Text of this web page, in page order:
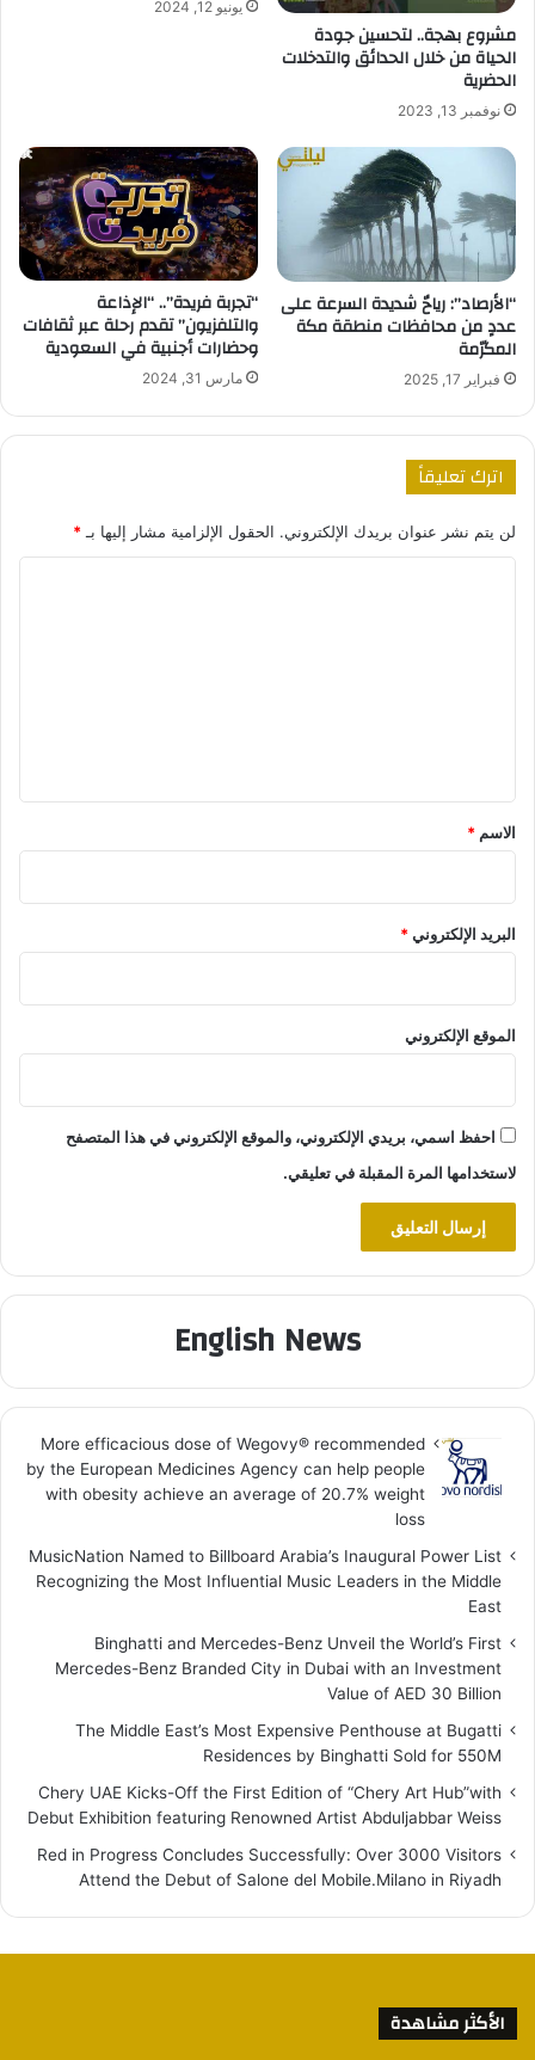
مشروع بهجة.. لتحسين جودة
الحياة من خلال الحدائق والتدخلات
الحضرية
نوفمبر 13, 2023
يونيو 12, 2024
“الأرصاد”: رياحٌ شديدة السرعة على
عددٍ من محافظات منطقة مكة
المكرّمة
فبراير 17, 2025
“تجربة فريدة”.. “الإذاعة
والتلفزيون” تقدم رحلة عبر ثقافات
وحضارات أجنبية في السعودية
مارس 31, 2024
اترك تعليقاً
لن يتم نشر عنوان بريدك الإلكتروني. الحقول الإلزامية مشار إليها بـ *
*
الاسم *
البريد الإلكتروني*
الموقع الإلكتروني
احفظ اسمي، بريدي الإلكتروني، والموقع الإلكتروني في هذا المتصفح
لاستخدامها المرة المقبلة في تعليقي.
English News
More efficacious dose of Wegovy®️ recommended
by the European Medicines Agency can help people
with obesity achieve an average of 20.7% weight
loss
MusicNation Named to Billboard Arabia’s Inaugural Power List
Recognizing the Most Influential Music Leaders in the Middle
East
Binghatti and Mercedes-Benz Unveil the World’s First
Mercedes-Benz Branded City in Dubai with an Investment
Value of AED 30 Billion
The Middle East’s Most Expensive Penthouse at Bugatti
Residences by Binghatti Sold for 550M
Chery UAE Kicks-Off the First Edition of “Chery Art Hub”with
Debut Exhibition featuring Renowned Artist Abduljabbar Weiss
Red in Progress Concludes Successfully: Over 3000 Visitors
Attend the Debut of Salone del Mobile.Milano in Riyadh
الأكثر مشاهدة